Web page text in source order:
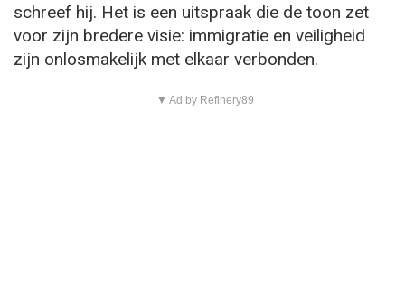
schreef hij. Het is een uitspraak die de toon zet
voor zijn bredere visie: immigratie en veiligheid
zijn onlosmakelijk met elkaar verbonden.
▼ Ad by Refinery89